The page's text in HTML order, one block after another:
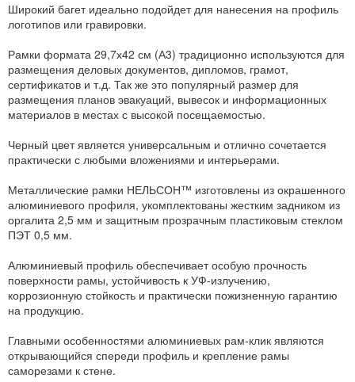
Широкий багет идеально подойдет для нанесения на профиль
логотипов или гравировки.
Рамки формата 29,7х42 см (А3) традиционно используются для
размещения деловых документов, дипломов, грамот,
сертификатов и т.д. Так же это популярный размер для
размещения планов эвакуаций, вывесок и информационных
материалов в местах с высокой посещаемостью.
Черный цвет является универсальным и отлично сочетается
практически с любыми вложениями и интерьерами.
Металлические рамки НЕЛЬСОН™ изготовлены из окрашенного
алюминиевого профиля, укомплектованы жестким задником из
оргалита 2,5 мм и защитным прозрачным пластиковым стеклом
ПЭТ 0,5 мм.
Алюминиевый профиль обеспечивает особую прочность
поверхности рамы, устойчивость к УФ-излучению,
коррозионную стойкость и практически пожизненную гарантию
на продукцию.
Главными особенностями алюминиевых рам-клик являются
открывающийся спереди профиль и крепление рамы
саморезами к стене.